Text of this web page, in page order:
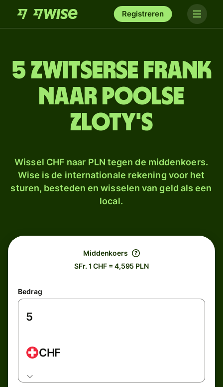
Registreren
5 Zwitserse frank
naar Poolse
zloty's
Wissel CHF naar PLN tegen de middenkoers.
Wise is de internationale rekening voor het
sturen, besteden en wisselen van geld als een
local.
Middenkoers
SFr. 1 CHF = 4,595 PLN
Bedrag
CHF